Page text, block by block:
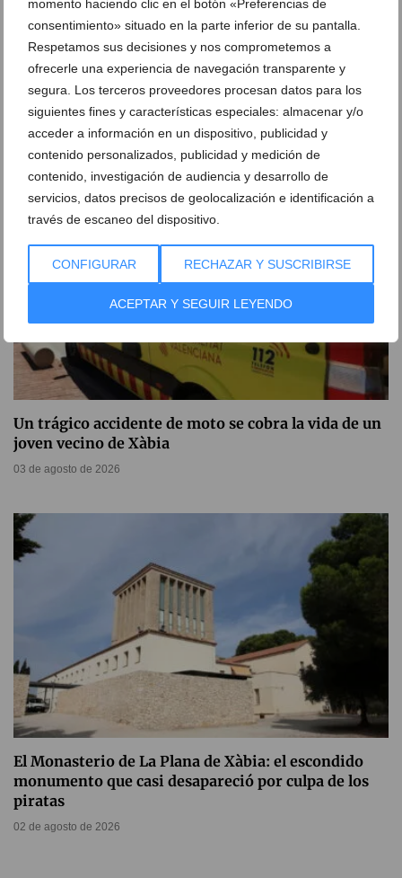
momento haciendo clic en el botón «Preferencias de
consentimiento» situado en la parte inferior de su pantalla.
Respetamos sus decisiones y nos comprometemos a
ofrecerle una experiencia de navegación transparente y
segura. Los terceros proveedores procesan datos para los
siguientes fines y características especiales: almacenar y/o
acceder a información en un dispositivo, publicidad y
contenido personalizados, publicidad y medición de
contenido, investigación de audiencia y desarrollo de
servicios, datos precisos de geolocalización e identificación a
través de escaneo del dispositivo.
CONFIGURAR RECHAZAR Y SUSCRIBIRSE
ACEPTAR Y SEGUIR LEYENDO
Xàbia activa el segundo plazo para el pago
voluntario del IBI y el IAE
03 de agosto de 2026
Un trágico accidente de moto se cobra la vida de un
joven vecino de Xàbia
03 de agosto de 2026
El Monasterio de La Plana de Xàbia: el escondido
monumento que casi desapareció por culpa de los
piratas
02 de agosto de 2026